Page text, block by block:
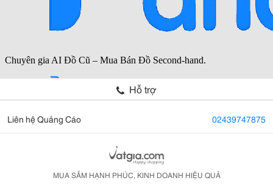
Hỗ trợ
Liên hệ Quảng Cáo 02439747875
MUA SẮM HẠNH PHÚC, KINH DOANH HIỆU QUẢ